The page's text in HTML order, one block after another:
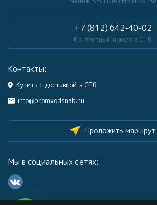
+7 (812) 642-40-02
Контактный номер в СПб
Контакты:
Купить с доставкой в СПб
info@promvodsnab.ru
Проложить маршрут
Мы в социальных сетях: